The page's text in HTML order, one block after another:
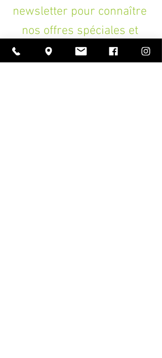
newsletter pour connaître
nos offres spéciales et
promotions.